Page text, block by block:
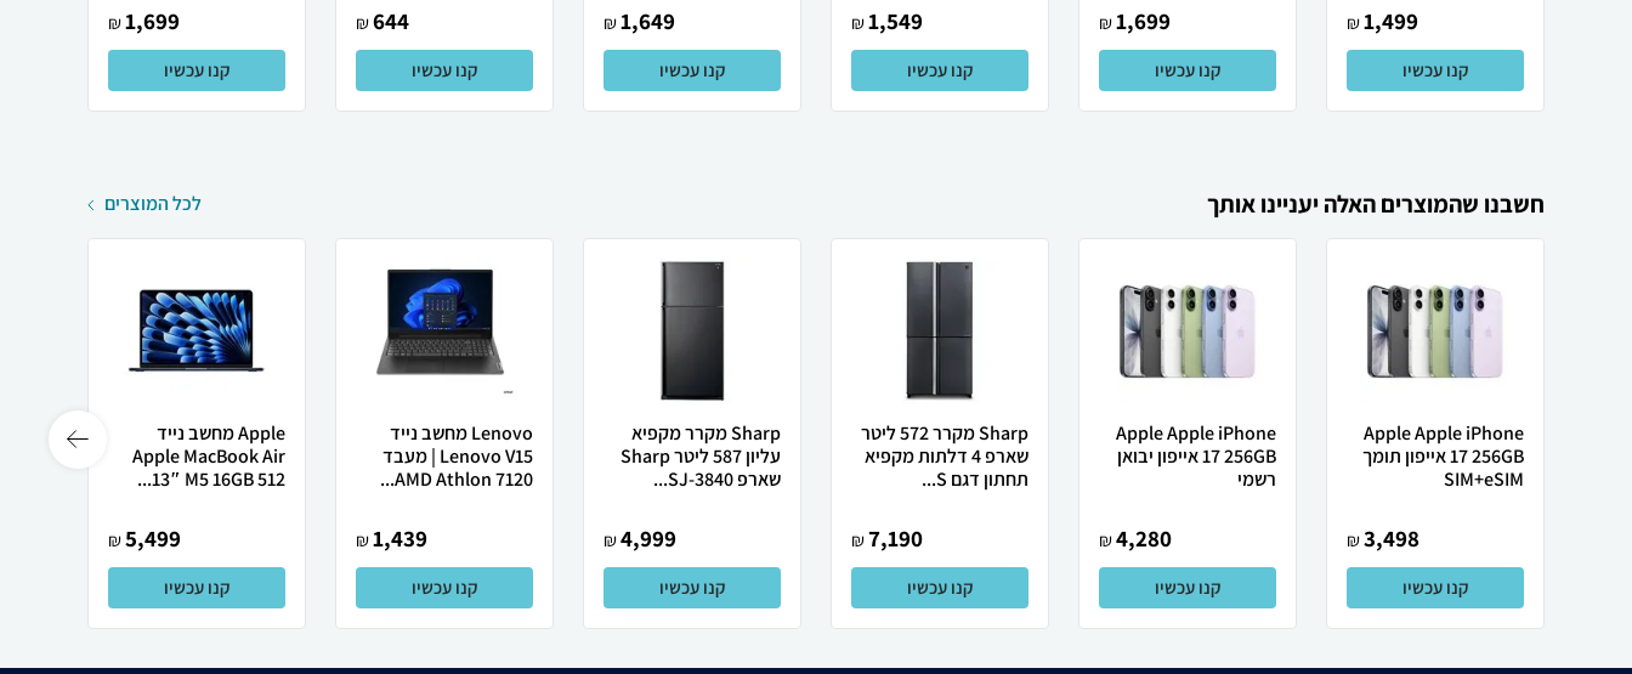
1,499
₪
קנו עכשיו
1,699
₪
קנו עכשיו
1,549
₪
קנו עכשיו
1,649
₪
קנו עכשיו
644
₪
קנו עכשיו
1,699
₪
קנו עכשיו
חשבנו שהמוצרים האלה יעניינו אותך לכל המוצרים
Apple Apple iPhone
17 256GB אייפון תומך
SIM+eSIM
3,498
₪
קנו עכשיו
Apple Apple iPhone
17 256GB אייפון יבואן
רשמי
4,280
₪
קנו עכשיו
Sharp מקרר 572 ליטר
שארפ 4 דלתות מקפיא
תחתון דגם S...
7,190
₪
קנו עכשיו
Sharp מקרר מקפיא
עליון 587 ליטר Sharp
שארפ SJ-3840...
4,999
₪
קנו עכשיו
Lenovo מחשב נייד
Lenovo V15 | מעבד
AMD Athlon 7120...
1,439
₪
קנו עכשיו
Apple מחשב נייד
Apple MacBook Air
13″ M5 ‎16GB 512...
5,499
₪
קנו עכשיו